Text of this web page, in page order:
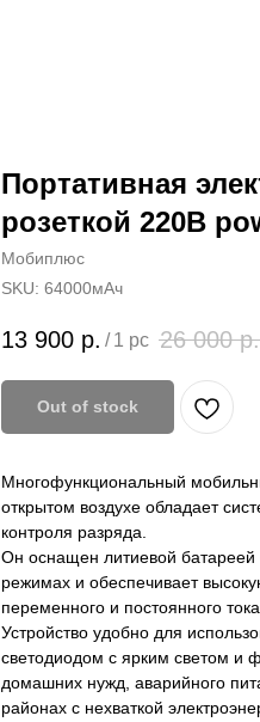
Портативная
розеткой 220В
Мобиплюс
SKU: 64000мАч
13 900 р. / 1 pc 26 000 р.
Out of stock
Многофункциональный
открытом воздухе обладает
контроля разряда.
Он оснащен литиевой батареей
режимах и обеспечивает
переменного и постоянного
Устройство удобно для
светодиодом с ярким светом и
домашних нужд, аварийного
районах с нехваткой